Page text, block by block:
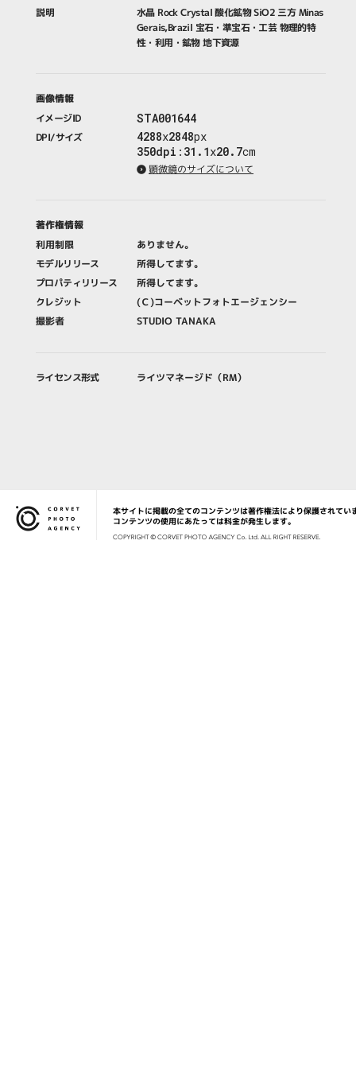
説明
水晶 Rock Crystal 酸化鉱物 SiO2 三方 Minas
Gerais,Brazil 宝石・準宝石・工芸 物理的特
性・利用・鉱物 地下資源
画像情報
イメージID
STA001644
DPI/サイズ 4288x2848px
350dpi : 31.1x20.7cm
顕微鏡のサイズについて
著作権情報
利用制限
ありません。
モデルリリース
所得してます。
プロパティリリース
所得してます。
クレジット
(Ｃ)コーベットフォトエージェンシー
撮影者
STUDIO TANAKA
ライセンス形式 ライツマネージド（RM）
Corvet Photo Agency
本サイトに掲載の全てのコンテンツは著作権法により保護されてい
コンテンツの使用にあたっては料金が発生します。